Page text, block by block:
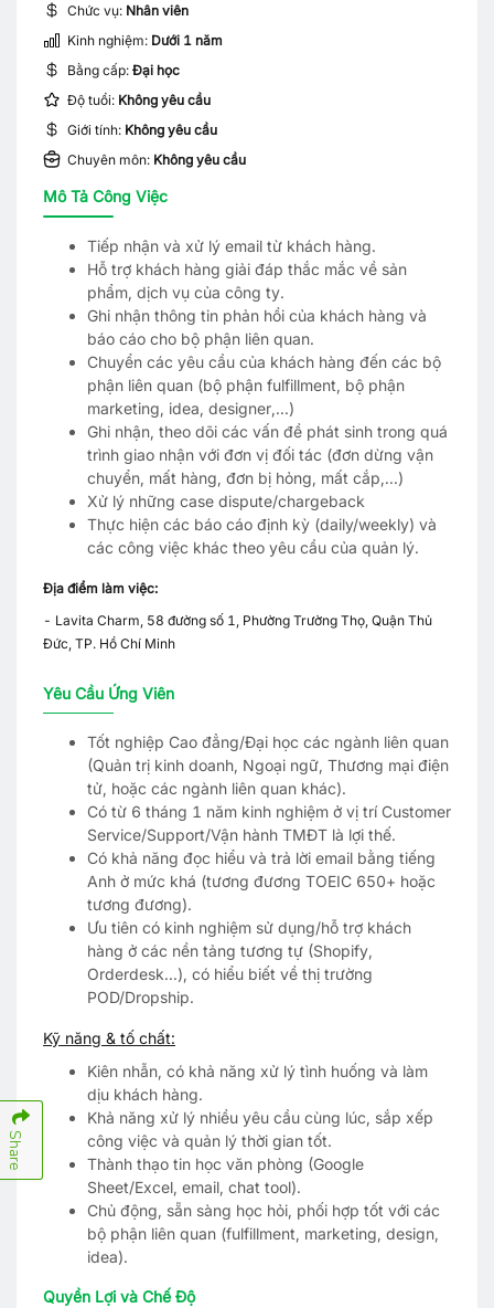
Chức vụ: Nhân viên
Kinh nghiệm: Dưới 1 năm
Bằng cấp: Đại học
Độ tuổi: Không yêu cầu
Giới tính: Không yêu cầu
Chuyên môn: Không yêu cầu
Mô Tả Công Việc
Tiếp nhận và xử lý email từ khách hàng.
Hỗ trợ khách hàng giải đáp thắc mắc về sản
phẩm, dịch vụ của công ty.
Ghi nhận thông tin phản hồi của khách hàng và
báo cáo cho bộ phận liên quan.
Chuyển các yêu cầu của khách hàng đến các bộ
phận liên quan (bộ phận fulfillment, bộ phận
marketing, idea, designer,...)
Ghi nhận, theo dõi các vấn đề phát sinh trong quá
trình giao nhận với đơn vị đối tác (đơn dừng vận
chuyển, mất hàng, đơn bị hỏng, mất cắp,...)
Xử lý những case dispute/chargeback
Thực hiện các báo cáo định kỳ (daily/weekly) và
các công việc khác theo yêu cầu của quản lý.
Địa điểm làm việc:
- Lavita Charm, 58 đường số 1, Phường Trường Thọ, Quận Thủ
Đức, TP. Hồ Chí Minh
Yêu Cầu Ứng Viên
Tốt nghiệp Cao đẳng/Đại học các ngành liên quan
(Quản trị kinh doanh, Ngoại ngữ, Thương mại điện
tử, hoặc các ngành liên quan khác).
Có từ 6 tháng 1 năm kinh nghiệm ở vị trí Customer
Service/Support/Vận hành TMĐT là lợi thế.
Có khả năng đọc hiểu và trả lời email bằng tiếng
Anh ở mức khá (tương đương TOEIC 650+ hoặc
tương đương).
Ưu tiên có kinh nghiệm sử dụng/hỗ trợ khách
hàng ở các nền tảng tương tự (Shopify,
Orderdesk...), có hiểu biết về thị trường
POD/Dropship.
Kỹ năng & tố chất:
Kiên nhẫn, có khả năng xử lý tình huống và làm
dịu khách hàng.
Khả năng xử lý nhiều yêu cầu cùng lúc, sắp xếp
công việc và quản lý thời gian tốt.
Thành thạo tin học văn phòng (Google
Sheet/Excel, email, chat tool).
Chủ động, sẵn sàng học hỏi, phối hợp tốt với các
bộ phận liên quan (fulfillment, marketing, design,
idea).
Quyền Lợi và Chế Độ
Share